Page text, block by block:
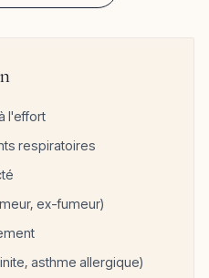
l'effort
respiratoires
ex-fumeur)
asthme allergique)